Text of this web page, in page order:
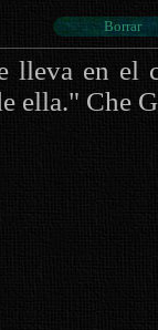
lleva en el
ella." Che